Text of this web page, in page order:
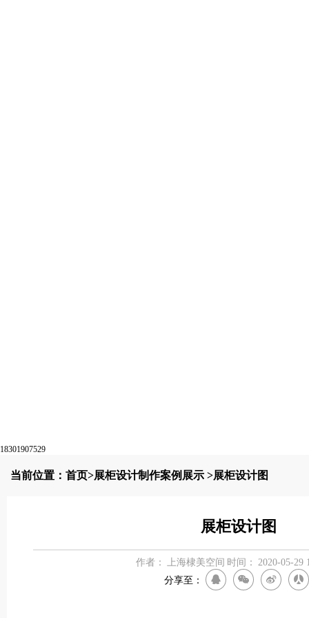
18301907529
当前位置： 首页>展柜设计制作案例展示>展柜设计图
展柜设计图
作者： 上海棣美空间 时间：
2020-05-29
分享至：